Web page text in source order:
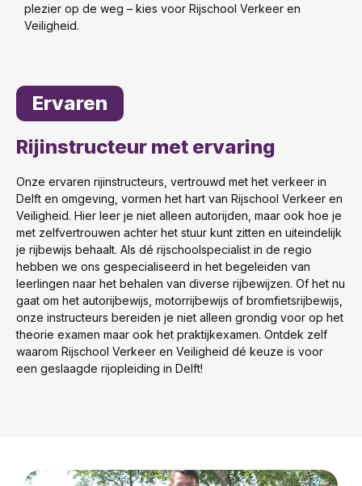
plezier op de weg – kies voor Rijschool Verkeer en
Veiligheid.
Ervaren
Rijinstructeur met ervaring
Onze ervaren rijinstructeurs, vertrouwd met het verkeer in
Delft en omgeving, vormen het hart van Rijschool Verkeer en
Veiligheid. Hier leer je niet alleen autorijden, maar ook hoe je
met zelfvertrouwen achter het stuur kunt zitten en uiteindelijk
je rijbewijs behaalt. Als dé rijschoolspecialist in de regio
hebben we ons gespecialiseerd in het begeleiden van
leerlingen naar het behalen van diverse rijbewijzen. Of het nu
gaat om het autorijbewijs, motorrijbewijs of bromfietsrijbewijs,
onze instructeurs bereiden je niet alleen grondig voor op het
theorie examen maar ook het praktijkexamen. Ontdek zelf
waarom Rijschool Verkeer en Veiligheid dé keuze is voor
een geslaagde rijopleiding in Delft!